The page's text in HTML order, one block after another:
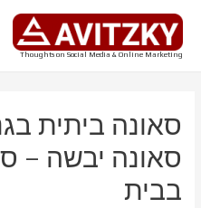
דילוג
לתוכן
Thoughts on Social Media & Online Marketing
סאונה ביתית
סאונה יבשה –
בבית